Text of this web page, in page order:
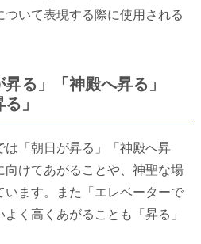
いて表現する際に使用される
る」「神殿へ昇る」
」
は「朝日が昇る」「神殿へ昇
向けてあがることや、神聖な場
います。また「エレベーターで
く高くあがることも「昇る」